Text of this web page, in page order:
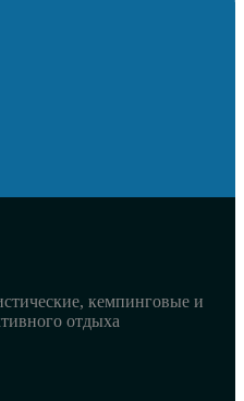
кемпинговые и
отдыха